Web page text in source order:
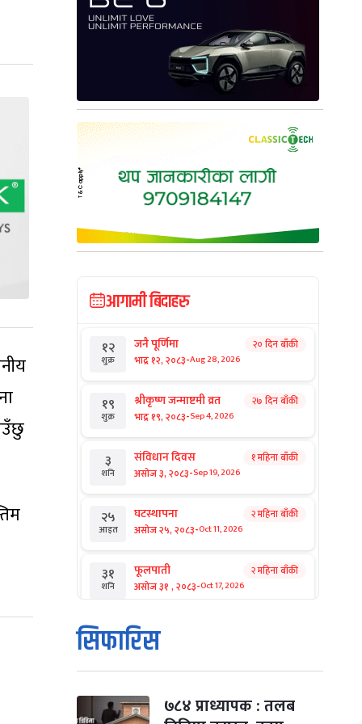
आगामी बिदाहरु
१२
शुक्र
जनै पूर्णिमा
भाद्र १२, २०८३-Aug 28, 2026
२० दिन बाँकी
१९
शुक्र
श्रीकृष्ण जन्माष्टमी व्रत
भाद्र १९, २०८३-Sep 4, 2026
२७ दिन बाँकी
३
शनि
संविधान दिवस
असोज ३, २०८३-Sep 19, 2026
१ महिना बाँकी
२५
आइत
घटस्थापना
असोज २५, २०८३-Oct 11, 2026
२ महिना बाँकी
३१
शनि
फूलपाती
असोज ३१ , २०८३-Oct 17, 2026
२ महिना बाँकी
१
आइत
कार्तिक सङ्क्रान्ति
कार्तिक १, २०८३
मंगल कार्तिक ३, २०८३ -Oct 20, 2026
सिफारिस
७८४ प्राध्यापक : तलब